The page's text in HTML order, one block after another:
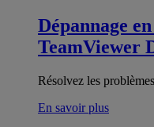
Dépannage
TeamViewer
Résolvez les
En savoir plus